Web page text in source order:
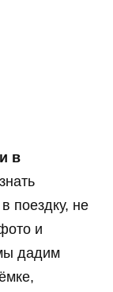
в
поездку, не
и
дадим